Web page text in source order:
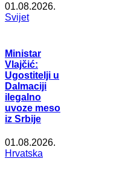
01.08.2026.
Svijet
Ministar
Vlajčić:
Ugostitelji u
Dalmaciji
ilegalno
uvoze meso
iz Srbije
01.08.2026.
Hrvatska